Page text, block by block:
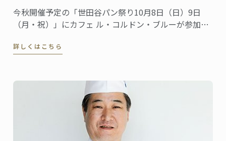
今秋開催予定の「世田谷パン祭り10月8日（日）9日
（月・祝）」にカフェ ル・コルドン・ブルーが参加し
てくださいました。ありがとうございました。さて、
募集します。
詳しくはこちら